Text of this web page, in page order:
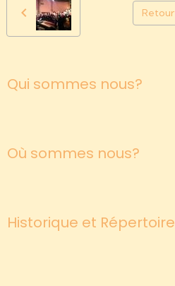
Retour
Qui sommes nous?
Où sommes nous?
Historique et Répertoire